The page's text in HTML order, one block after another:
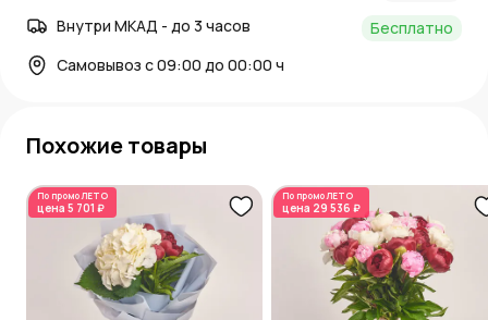
Внутри МКАД - до 3 часов
Бесплатно
Самовывоз с 09:00 до 00:00 ч
Похожие товары
По промоЛЕТО
цена 5 701 ₽
По промоЛЕТО
цена 29 536 ₽